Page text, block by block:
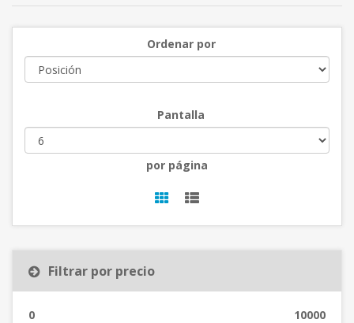
Ordenar por
Pantalla
por página
Filtrar por precio
0 10000